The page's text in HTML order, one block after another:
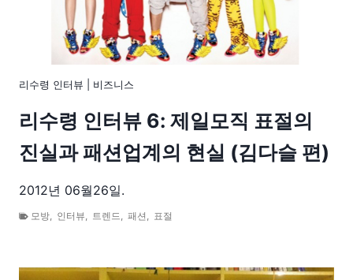
리수령 인터뷰 비즈니스
리수령 인터뷰 6: 제일모직 표절의
진실과 패션업계의 현실 (김다슬 편)
2012년 06월26일.
모방 인터뷰 트렌드 패션 표절